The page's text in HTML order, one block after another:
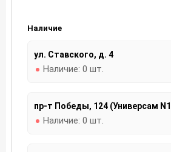
Наличие
ул. Ставского, д. 4
Наличие: 0 шт.
пр-т Победы, 124 (Универсам
Наличие: 0 шт.